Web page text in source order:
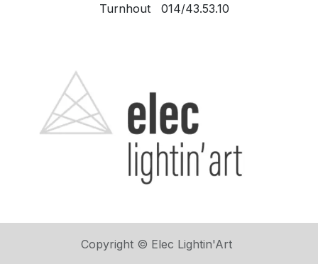
Turnhout 014/43.53.10
Copyright © Elec Lightin'Art